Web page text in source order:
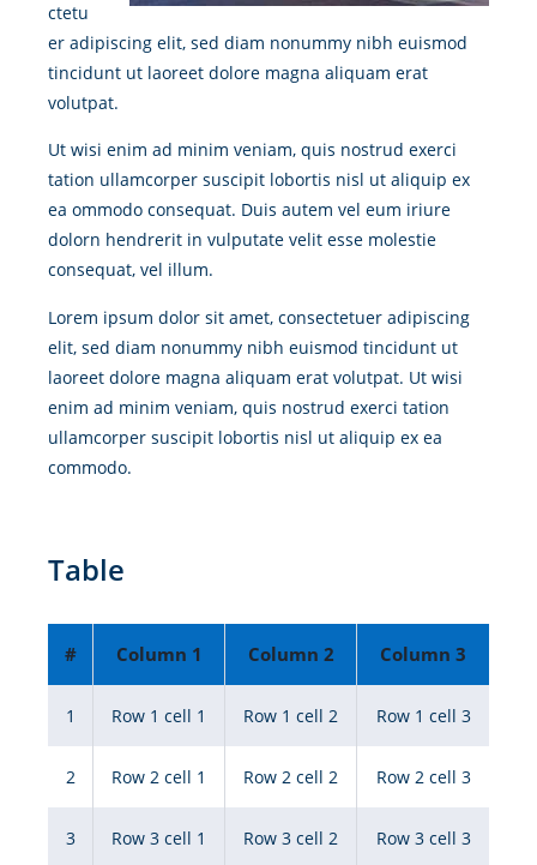
ctetu
er adipiscing elit, sed diam nonummy nibh euismod
tincidunt ut laoreet dolore magna aliquam erat
volutpat.
Ut wisi enim ad minim veniam, quis nostrud exerci
tation ullamcorper suscipit lobortis nisl ut aliquip ex
ea ommodo consequat. Duis autem vel eum iriure
dolorn hendrerit in vulputate velit esse molestie
consequat, vel illum.
Lorem ipsum dolor sit amet, consectetuer adipiscing
elit, sed diam nonummy nibh euismod tincidunt ut
laoreet dolore magna aliquam erat volutpat. Ut wisi
enim ad minim veniam, quis nostrud exerci tation
ullamcorper suscipit lobortis nisl ut aliquip ex ea
commodo.
Table
# Column 1 Column 2 Column 3
1 Row 1 cell 1 Row 1 cell 2 Row 1 cell 3
2 Row 2 cell 1 Row 2 cell 2 Row 2 cell 3
3 Row 3 cell 1 Row 3 cell 2 Row 3 cell 3